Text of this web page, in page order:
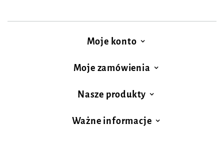
Moje konto
Moje zamówienia
Nasze produkty
Ważne informacje